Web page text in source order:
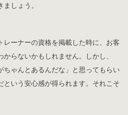
しょう。
レーナーの資格を掲載した時に、お客
らないかもしれません。しかし、
ちゃんとあるんだな」と思ってもらい
という安心感が得られます。それこそ